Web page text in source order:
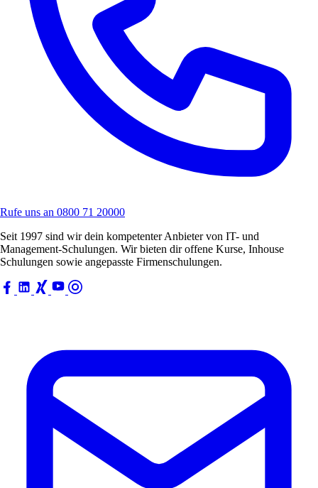
Rufe uns an 0800 71 20000
Seit 1997 sind wir dein kompetenter Anbieter von IT- und
Management-Schulungen. Wir bieten dir offene Kurse, Inhouse
Schulungen sowie angepasste Firmenschulungen.